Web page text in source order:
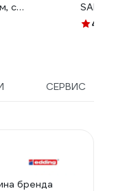
с
06-
4.5
СЕРВИС
бренда